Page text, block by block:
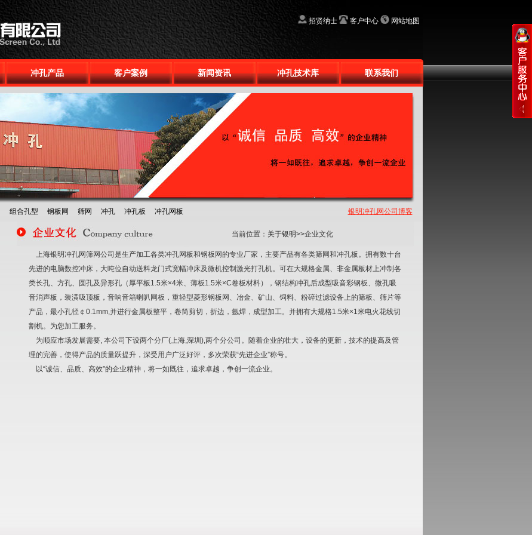
招贤纳士 客户中心 网站地图
冲孔产品 客户案例 新闻资讯 冲孔技术库 联系我们
组合孔型 钢板网 筛网 冲孔 冲孔板 冲孔网板 银明冲孔网公司博客
当前位置： 关于银明>>企业文化
上海银明冲孔网筛网公司是生产加工各类冲孔网板和钢板网的专业厂家，主要产品有各类筛网和冲孔板。拥有数十台
先进的电脑数控冲床，大吨位自动送料龙门式宽幅冲床及微机控制激光打孔机。可在大规格金属、非金属板材上冲制各
类长孔、方孔、圆孔及异形孔（厚平板1.5米×4米、薄板1.5米×C卷板材料），钢结构冲孔后成型吸音彩钢板、微孔吸
音消声板，装潢吸顶板，音响音箱喇叭网板，重轻型菱形钢板网、冶金、矿山、饲料、粉碎过滤设备上的筛板、筛片等
产品，最小孔径￠0.1mm,并进行金属板整平，卷筒剪切，折边，氩焊，成型加工。并拥有大规格1.5米×1米电火花线切
割机。为您加工服务。
为顺应市场发展需要, 本公司下设两个分厂(上海,深圳),两个分公司。随着企业的壮大，设备的更新，技术的提高及管
理的完善，使得产品的质量跃提升，深受用户广泛好评，多次荣获“先进企业”称号。
以“诚信、品质、高效”的企业精神，将一如既往，追求卓越，争创一流企业。